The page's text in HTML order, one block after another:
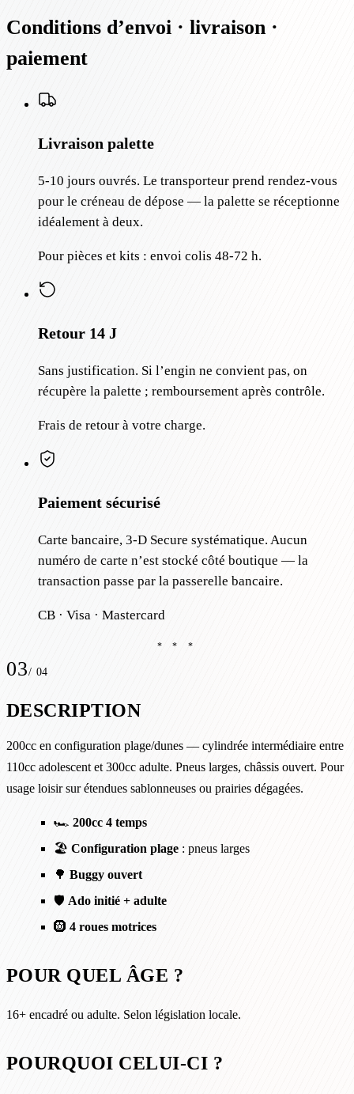
Conditions d’envoi · livraison ·
paiement
Livraison palette
5-10 jours ouvrés. Le transporteur prend rendez-vous
pour le créneau de dépose — la palette se réceptionne
idéalement à deux.
Pour pièces et kits : envoi colis 48-72 h.
Retour 14 J
Sans justification. Si l’engin ne convient pas, on
récupère la palette ; remboursement après contrôle.
Frais de retour à votre charge.
Paiement sécurisé
Carte bancaire, 3-D Secure systématique. Aucun
numéro de carte n’est stocké côté boutique — la
transaction passe par la passerelle bancaire.
CB · Visa · Mastercard
* * *
03/ 04
DESCRIPTION
200cc en configuration plage/dunes — cylindrée intermédiaire entre
110cc adolescent et 300cc adulte. Pneus larges, châssis ouvert. Pour
usage loisir sur étendues sablonneuses ou prairies dégagées.
🏎️ 200cc 4 temps
🏖️ Configuration plage : pneus larges
🌳 Buggy ouvert
🛡️ Ado initié + adulte
🛞 4 roues motrices
POUR QUEL ÂGE ?
16+ encadré ou adulte. Selon législation locale.
POURQUOI CELUI-CI ?